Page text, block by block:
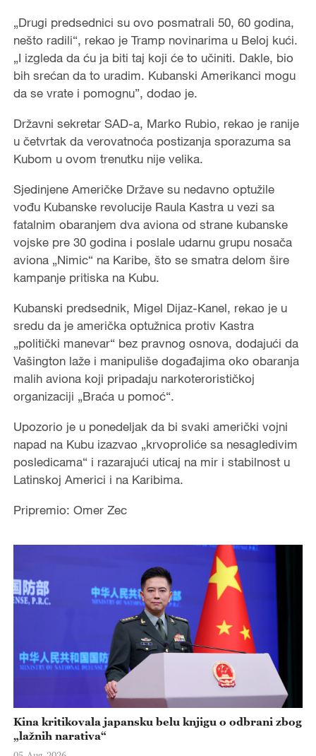
„Drugi predsednici su ovo posmatrali 50, 60 godina,
nešto radili“, rekao je Tramp novinarima u Beloj kući.
„I izgleda da ću ja biti taj koji će to učiniti. Dakle, bio
bih srećan da to uradim. Kubanski Amerikanci mogu
da se vrate i pomognu”, dodao je.
Državni sekretar SAD-a, Marko Rubio, rekao je ranije
u četvrtak da verovatnoća postizanja sporazuma sa
Kubom u ovom trenutku nije velika.
Sjedinjene Američke Države su nedavno optužile
vođu Kubanske revolucije Raula Kastra u vezi sa
fatalnim obaranjem dva aviona od strane kubanske
vojske pre 30 godina i poslale udarnu grupu nosača
aviona „Nimic“ na Karibe, što se smatra delom šire
kampanje pritiska na Kubu.
Kubanski predsednik, Migel Dijaz-Kanel, rekao je u
sredu da je američka optužnica protiv Kastra
„politički manevar“ bez pravnog osnova, dodajući da
Vašington laže i manipuliše događajima oko obaranja
malih aviona koji pripadaju narkoterorističkoj
organizaciji „Braća u pomoć“.
Upozorio je u ponedeljak da bi svaki američki vojni
napad na Kubu izazvao „krvoproliće sa nesagledivim
posledicama“ i razarajući uticaj na mir i stabilnost u
Latinskoj Americi i na Karibima.
Pripremio: Omer Zec
Kina kritikovala japansku belu knjigu o odbrani zbog
„lažnih narativa“